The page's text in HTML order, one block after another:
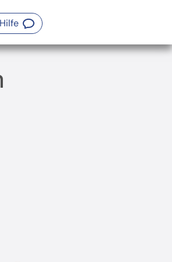
(Öffnet ein neues Fenster)